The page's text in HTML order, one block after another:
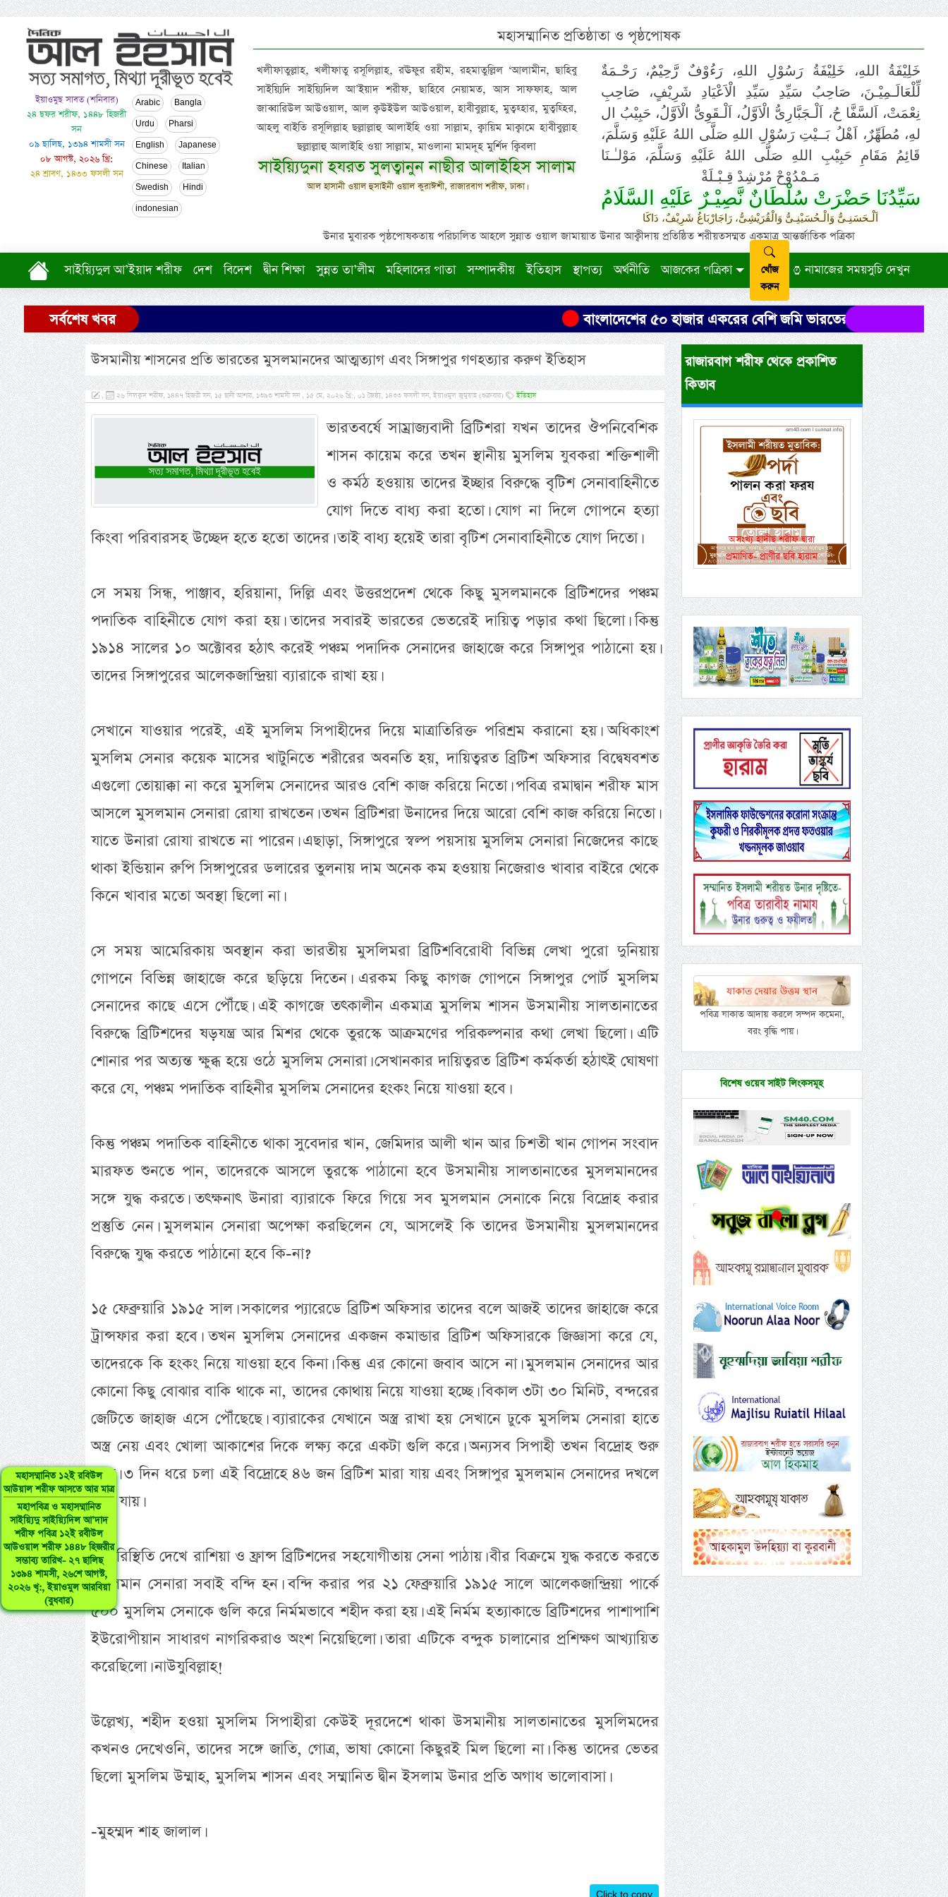
ইয়াওমুছ সাবত (শনিবার)
২৪ ছফর শরীফ, ১৪৪৮ হিজরী
সন
০৯ ছালিছ, ১৩৯৪ শামসী সন
০৮ আগস্ট, ২০২৬ খ্রি:
২৪ শ্রাবণ, ১৪৩৩ ফসলী সন
Arabic Bangla
Urdu Pharsi
English Japanese
Chinese Italian
Swedish Hindi
indonesian
মহাসম্মানিত প্রতিষ্ঠাতা ও পৃষ্ঠপোষক
খলীফাতুল্লাহ, খলীফাতু রসূলিল্লাহ, রঊফুর রহীম, রহমাতুল্লিল ‘আলামীন, ছাহিবু
সাইয়্যিদি সাইয়্যিদিল আ’ইয়াদ শরীফ, ছাহিবে নেয়ামত, আস সাফফাহ, আল
জাব্বারিউল আউওয়াল, আল ক্বউইউল আউওয়াল, হাবীবুল্লাহ, মুত্বহ্হার, মুত্বহ্হির,
আহলু বাইতি রসূলিল্লাহ ছল্লাল্লাহু আলাইহি ওয়া সাল্লাম, ক্বায়িম মাক্বামে হাবীবুল্লাহ
ছল্লাল্লাহু আলাইহি ওয়া সাল্লাম, মাওলানা মামদূহ মুর্শিদ ক্বিবলা
সাইয়্যিদুনা হযরত সুলত্বানুন নাছীর আলাইহিস সালাম
আল হাসানী ওয়াল হুসাইনী ওয়াল কুরাঈশী, রাজারবাগ শরীফ, ঢাকা।
خَلِيْفَةُ اللهِ، خَلِيْفَةُ رَسُوْلِ اللهِ، رَءُوْفٌ رَّحِيْمٌ، رَحْـمَةٌ
لِّلْعَالَـمِيْـنَ، صَاحِبُ سَيِّدِ سَيِّدِ الْاَعْيَادِ شَرِيْفٍ، صَاحِبِ
نِعْمَتْ، اَلسَّفَّا حُ، اَلْـجَبَّارِىُّ الْاَوَّلُ، اَلْـقَوِىُّ الْاَوَّلُ، حَبِيْبُ ال
لهِ، مُطَهِّرٌ، اَهْلُ بَــيْتِ رَسُوْلِ اللهِ صَلَّى اللهُ عَلَيْهِ وَسَلَّمَ،
قَائِمُ مَقَامِ حَبِيْبِ اللهِ صَلَّى اللهُ عَلَيْهِ وَسَلَّمَ، مَوْلـٰـنَا
مَـمْدُوْحْ مُرْشِدْ قِـبْـلَةْ
سَيِّدُنَا حَضْرَتْ سُلْطَانٌ نَّصِيْـرٌ عَلَيْهِ السَّلَامُ
اَلْـحَسَنِـىُّ وَالْـحُسَيْنِـىُّ وَالْقُرَيْشِىُّ، رَاجَارْبَاغُ شَرِيْفٌ، دَاكَا
উনার মুবারক পৃষ্ঠপোষকতায় পরিচালিত আহলে সুন্নাত ওয়াল জামায়াত উনার আক্বীদায় প্রতিষ্ঠিত শরীয়তসম্মত একমাত্র আন্তর্জাতিক পত্রিকা
সাইয়্যিদুল আ’ইয়াদ শরীফ দেশ বিদেশ দ্বীন শিক্ষা সুন্নত তা’লীম মহিলাদের পাতা সম্পাদকীয় ইতিহাস স্থাপত্য অর্থনীতি আজকের পত্রিকা
খোঁজ
করুন
নামাজের সময়সুচি দেখুন
সর্বশেষ খবর বাংলাদেশের ৫০ হাজার একরের বেশি জমি ভারতের দখলে। উদ্ধারে নেই
মহাসম্মানিত ১২ই রবিউল
আউয়াল শরীফ আসতে আর মাত্র
মহাপবিত্র ও মহাসম্মানিত
সাইয়্যিদু সাইয়্যিদিল আ’দাদ
শরীফ পবিত্র ১২ই রবীউল
আউওয়াল শরীফ ১৪৪৮ হিজরীর
সম্ভাব্য তারিখ- ২৭ ছালিছ
১৩৯৪ শামসী, ২৬শে আগস্ট,
২০২৬ খৃ:, ইয়াওমুল আরবিয়া
(বুধবার)
উসমানীয় শাসনের প্রতি ভারতের মুসলমানদের আত্মত্যাগ এবং সিঙ্গাপুর গণহত্যার করুণ ইতিহাস
, ২৬ যিলক্বদ শরীফ, ১৪৪৭ হিজরী সন, ১৫ ছানী আশার, ১৩৯৩ শামসী সন , ১৫ মে, ২০২৬ খ্রি:, ০১ জৈষ্ঠ্য, ১৪৩৩ ফসলী সন, ইয়াওমুল জুমুয়াহ (শুক্রবার) ইতিহাস
ভারতবর্ষে সাম্রাজ্যবাদী ব্রিটিশরা যখন তাদের ঔপনিবেশিক
শাসন কায়েম করে তখন স্থানীয় মুসলিম যুবকরা শক্তিশালী
ও কর্মঠ হওয়ায় তাদের ইচ্ছার বিরুদ্ধে বৃটিশ সেনাবাহিনীতে
যোগ দিতে বাধ্য করা হতো। যোগ না দিলে গোপনে হত্যা
কিংবা পরিবারসহ উচ্ছেদ হতে হতো তাদের। তাই বাধ্য হয়েই তারা বৃটিশ সেনাবাহিনীতে যোগ দিতো।
সে সময় সিন্ধ, পাঞ্জাব, হরিয়ানা, দিল্লি এবং উত্তরপ্রদেশ থেকে কিছু মুসলমানকে ব্রিটিশদের পঞ্চম
পদাতিক বাহিনীতে যোগ করা হয়। তাদের সবারই ভারতের ভেতরেই দায়িত্ব পড়ার কথা ছিলো। কিন্তু
১৯১৪ সালের ১০ অক্টোবর হঠাৎ করেই পঞ্চম পদাদিক সেনাদের জাহাজে করে সিঙ্গাপুর পাঠানো হয়।
তাদের সিঙ্গাপুরের আলেকজান্দ্রিয়া ব্যারাকে রাখা হয়।
সেখানে যাওয়ার পরেই, এই মুসলিম সিপাহীদের দিয়ে মাত্রাতিরিক্ত পরিশ্রম করানো হয়। অধিকাংশ
মুসলিম সেনার কয়েক মাসের খাটুনিতে শরীরের অবনতি হয়, দায়িত্বরত ব্রিটিশ অফিসার বিদ্বেষবশত
এগুলো তোয়াক্কা না করে মুসলিম সেনাদের আরও বেশি কাজ করিয়ে নিতো। পবিত্র রমাদ্বান শরীফ মাস
আসলে মুসলমান সেনারা রোযা রাখতেন। তখন ব্রিটিশরা উনাদের দিয়ে আরো বেশি কাজ করিয়ে নিতো।
যাতে উনারা রোযা রাখতে না পারেন। এছাড়া, সিঙ্গাপুরে স্বল্প পয়সায় মুসলিম সেনারা নিজেদের কাছে
থাকা ইন্ডিয়ান রুপি সিঙ্গাপুরের ডলারের তুলনায় দাম অনেক কম হওয়ায় নিজেরাও খাবার বাইরে থেকে
কিনে খাবার মতো অবস্থা ছিলো না।
সে সময় আমেরিকায় অবস্থান করা ভারতীয় মুসলিমরা ব্রিটিশবিরোধী বিভিন্ন লেখা পুরো দুনিয়ায়
গোপনে বিভিন্ন জাহাজে করে ছড়িয়ে দিতেন। এরকম কিছু কাগজ গোপনে সিঙ্গাপুর পোর্ট মুসলিম
সেনাদের কাছে এসে পৌঁছে। এই কাগজে তৎকালীন একমাত্র মুসলিম শাসন উসমানীয় সালতানাতের
বিরুদ্ধে ব্রিটিশদের ষড়যন্ত্র আর মিশর থেকে তুরস্কে আক্রমণের পরিকল্পনার কথা লেখা ছিলো। এটি
শোনার পর অত্যন্ত ক্ষুব্ধ হয়ে ওঠে মুসলিম সেনারা। সেখানকার দায়িত্বরত ব্রিটিশ কর্মকর্তা হঠাৎই ঘোষণা
করে যে, পঞ্চম পদাতিক বাহিনীর মুসলিম সেনাদের হংকং নিয়ে যাওয়া হবে।
কিন্তু পঞ্চম পদাতিক বাহিনীতে থাকা সুবেদার খান, জেমিদার আলী খান আর চিশতী খান গোপন সংবাদ
মারফত শুনতে পান, তাদেরকে আসলে তুরস্কে পাঠানো হবে উসমানীয় সালতানাতের মুসলমানদের
সঙ্গে যুদ্ধ করতে। তৎক্ষনাৎ উনারা ব্যারাকে ফিরে গিয়ে সব মুসলমান সেনাকে নিয়ে বিদ্রোহ করার
প্রস্তুতি নেন। মুসলমান সেনারা অপেক্ষা করছিলেন যে, আসলেই কি তাদের উসমানীয় মুসলমানদের
বিরুদ্ধে যুদ্ধ করতে পাঠানো হবে কি-না?
১৫ ফেব্রুয়ারি ১৯১৫ সাল। সকালের প্যারেডে ব্রিটিশ অফিসার তাদের বলে আজই তাদের জাহাজে করে
ট্রান্সফার করা হবে। তখন মুসলিম সেনাদের একজন কমান্ডার ব্রিটিশ অফিসারকে জিজ্ঞাসা করে যে,
তাদেরকে কি হংকং নিয়ে যাওয়া হবে কিনা। কিন্তু এর কোনো জবাব আসে না। মুসলমান সেনাদের আর
কোনো কিছু বোঝার বাকি থাকে না, তাদের কোথায় নিয়ে যাওয়া হচ্ছে। বিকাল ৩টা ৩০ মিনিট, বন্দরের
জেটিতে জাহাজ এসে পৌঁছেছে। ব্যারাকের যেখানে অস্ত্র রাখা হয় সেখানে ঢুকে মুসলিম সেনারা হাতে
অস্ত্র নেয় এবং খোলা আকাশের দিকে লক্ষ্য করে একটা গুলি করে। অন্যসব সিপাহী তখন বিদ্রোহ শুরু
করে। ৩ দিন ধরে চলা এই বিদ্রোহে ৪৬ জন ব্রিটিশ মারা যায় এবং সিঙ্গাপুর মুসলমান সেনাদের দখলে
চলে যায়।
এ পরিস্থিতি দেখে রাশিয়া ও ফ্রান্স ব্রিটিশদের সহযোগীতায় সেনা পাঠায়। বীর বিক্রমে যুদ্ধ করতে করতে
মুসলমান সেনারা সবাই বন্দি হন। বন্দি করার পর ২১ ফেব্রুয়ারি ১৯১৫ সালে আলেকজান্দ্রিয়া পার্কে
৫০০ মুসলিম সেনাকে গুলি করে নির্মমভাবে শহীদ করা হয়। এই নির্মম হত্যাকান্ডে ব্রিটিশদের পাশাপাশি
ইউরোপীয়ান সাধারণ নাগরিকরাও অংশ নিয়েছিলো। তারা এটিকে বন্দুক চালানোর প্রশিক্ষণ আখ্যায়িত
করেছিলো। নাউযুবিল্লাহ!
উল্লেখ্য, শহীদ হওয়া মুসলিম সিপাহীরা কেউই দূরদেশে থাকা উসমানীয় সালতানাতের মুসলিমদের
কখনও দেখেওনি, তাদের সঙ্গে জাতি, গোত্র, ভাষা কোনো কিছুরই মিল ছিলো না। কিন্তু তাদের ভেতর
ছিলো মুসলিম উম্মাহ, মুসলিম শাসন এবং সম্মানিত দ্বীন ইসলাম উনার প্রতি অগাধ ভালোবাসা।
-মুহম্মদ শাহ জালাল।
রাজারবাগ শরীফ থেকে প্রকাশিত
কিতাব
একই রানওয়েতে সামরিক-
বেসামরিক ফ্লাইট!
পবিত্র যাকাত আদায় করলে সম্পদ কমেনা,
বরং বৃদ্ধি পায়।
বিশেষ ওয়েব সাইট লিংকসমূহ